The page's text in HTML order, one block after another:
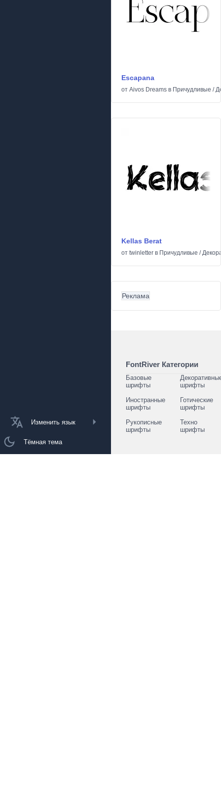
Изменить язык
Тёмная тема
Escapana
от Aivos Dreams в Причудливые /
Kellas Berat
от twinletter в Причудливые /
Реклама
FontRiver Категории
Базовые
шрифты
шрифты
Иностранные
шрифты
Готические
шрифты
Рукописные
шрифты
Техно
шрифты